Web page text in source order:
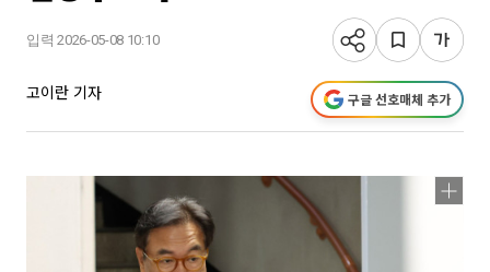
입력 2026-05-08 10:10
고이란 기자 구글 선호매체 추가